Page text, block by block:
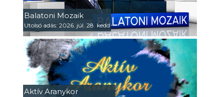
Balatoni Mozaik
Utolsó adás: 2026. júl. 28. kedd
Aktív Aranykor